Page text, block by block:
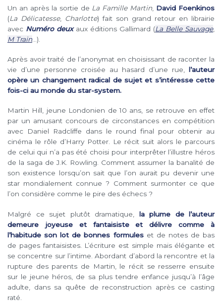
Un an après la sortie de La Famille Martin David Foenkinos
(La Délicatesse, Charlotte) fait son grand retour en librairie
avec Numéro deux aux éditions Gallimard (La Belle Sauvage,
M Train …).
Après avoir traité de l’anonymat en choisissant de raconter la
vie d’une personne croisée au hasard d’une rue, l’auteur
opère un changement radical de sujet et s’intéresse cette
fois-ci au monde du star-system.
Martin Hill, jeune Londonien de 10 ans, se retrouve en effet
par un amusant concours de circonstances en compétition
avec Daniel Radcliffe dans le round final pour obtenir au
cinéma le rôle d’Harry Potter. Le récit suit alors le parcours
de celui qui n’a pas été choisi pour interprêter l’illustre héros
de la saga de J.K. Rowling. Comment assumer la banalité de
son existence lorsqu’on sait que l’on aurait pu devenir une
star mondialement connue ? Comment surmonter ce que
l’on considère comme le pire des échecs ?
Malgré ce sujet plutôt dramatique, la plume de l’auteur
demeure joyeuse et fantaisiste et délivre comme à
l’habitude son lot de bonnes formuleset de notes de bas
de pages fantaisistes. L’écriture est simple mais élégante et
se concentre sur l’intime. Abordant d’abord la rencontre et la
rupture des parents de Martin, le récit se resserre ensuite
sur le jeune héros, de sa plus tendre enfance jusqu’à l’âge
adulte, dans sa quête de reconstruction après ce casting
raté.